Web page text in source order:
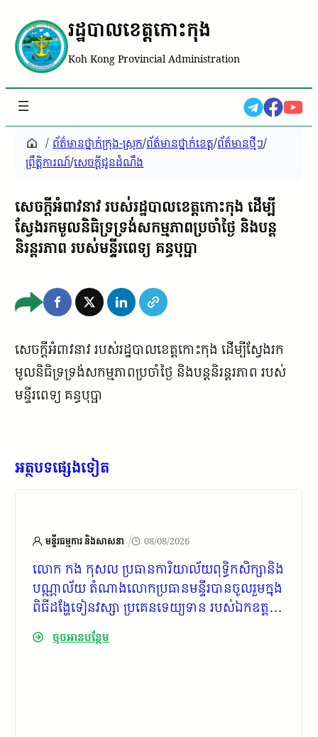
រដ្ឋបាលខេត្តកោះកុង
Koh Kong Provincial Administration
/ ព័ត៌មានថ្នាក់ក្រុង-ស្រុក/ព័ត៌មានថ្នាក់ខេត្ត/ព័ត៌មានថ្មីៗ/
ព្រឹត្តិការណ៍/សេចក្តីជូនដំណឹង
សេចក្តីអំពាវនាវ របស់រដ្ឋបាលខេត្តកោះកុង ដើម្បី
ស្វែងរកមូលនិធិទ្រទ្រង់សកម្មភាពប្រចាំថ្ងៃ និងបន្ត
និរន្តរភាព របស់មន្ទីរពេទ្យ គន្ធបុប្ផា
សេចក្តីអំពាវនាវ របស់រដ្ឋបាលខេត្តកោះកុង ដើម្បីស្វែងរក
មូលនិធិទ្រទ្រង់សកម្មភាពប្រចាំថ្ងៃ និងបន្តនិរន្តរភាព របស់
មន្ទីរពេទ្យ គន្ធបុប្ផា
អត្ថបទផ្សេងទៀត
មន្ទីរធម្មការ និងសាសនា / 08/08/2026
លោក​ កង​ កុសល​ ប្រធានការិយាល័យពុទ្ធិកសិក្សានិង
បណ្ណាល័យ​ តំណាងលោកប្រធានមន្ទីរបានចូលរួមក្នុង
ពិធីដង្ហែទៀនវស្សា​ ប្រគេនទេយ្យទាន​ របស់ឯកឧត្តម​
វេជ្ជបណ្ឌិត​ ទៅ​ មឹង​ ប្រធានមន្ទីរសុខាភិបាលនៃ
រដ្ឋបាលខេត្ត​ ព្រមទាំងមន្ត្រីក្រោមឱវាទ​ សម្រា​ប់ប្រគេ​
ចុចអានបន្ថែម